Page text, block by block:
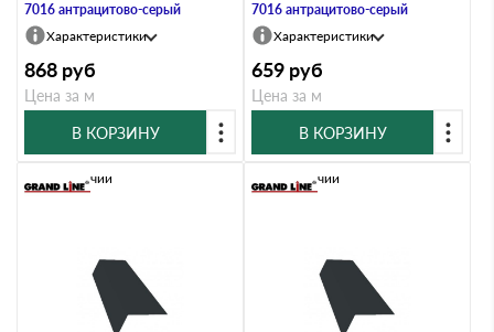
7016 антрацитово-серый
Характеристики
868 руб
Цена за м
В КОРЗИНУ
7016 антрацитово-серый
Характеристики
659 руб
Цена за м
В КОРЗИНУ
В наличии В наличии